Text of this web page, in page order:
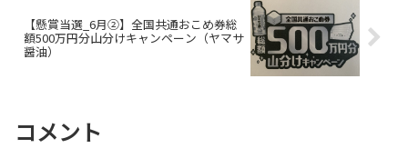
【懸賞当選_6月②】全国共通おこめ券総
額500万円分山分けキャンペーン（ヤマサ
醤油）
コメント